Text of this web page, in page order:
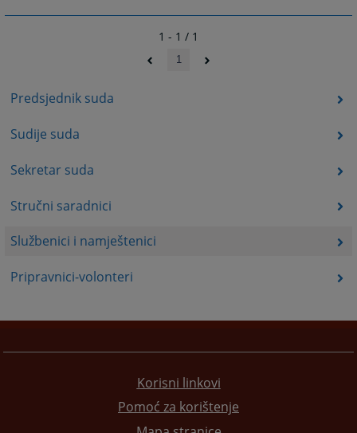
Predsjednik suda
Sudije suda
Sekretar suda
Stručni saradnici
Službenici i namještenici
Pripravnici-volonteri
1 - 1 / 1
1
Korisni linkovi
Pomoć za korištenje